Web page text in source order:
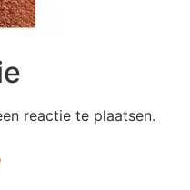
reactie te plaatsen.